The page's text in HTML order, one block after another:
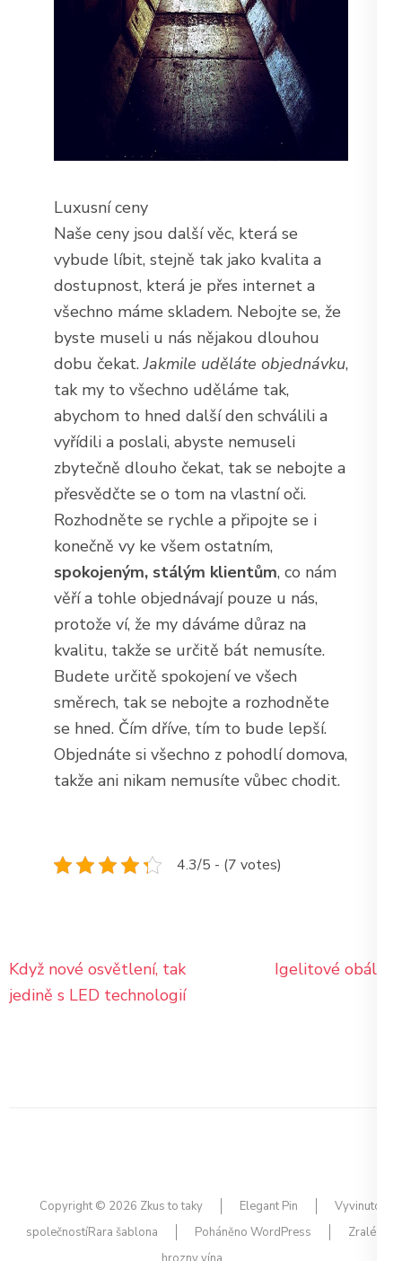
Luxusní ceny
Naše ceny jsou další věc, která se
vybude líbit, stejně tak jako kvalita a
dostupnost, která je přes internet a
všechno máme skladem. Nebojte se, že
byste museli u nás nějakou dlouhou
dobu čekat.Jakmile uděláte objednávku,
tak my to všechno uděláme tak,
abychom to hned další den schválili a
vyřídili a poslali, abyste nemuseli
zbytečně dlouho čekat, tak se nebojte a
přesvědčte se o tom na vlastní oči.
Rozhodněte se rychle a připojte se i
konečně vy ke všem ostatním,
spokojeným, stálým klientům, co nám
věří a tohle objednávají pouze u nás,
protože ví, že my dáváme důraz na
kvalitu, takže se určitě bát nemusíte.
Budete určitě spokojení ve všech
směrech, tak se nebojte a rozhodněte
se hned. Čím dříve, tím to bude lepší.
Objednáte si všechno z pohodlí domova,
takže ani nikam nemusíte vůbec chodit.
4.3/5 - (7 votes)
Navigace
pro
Když nové osvětlení, tak
jedině s LED technologií
Igelitové obálky
Copyright © 2026 Zkus to taky Elegant Pin
Vyvinuto
společnostíRara šablona Poháněno WordPress
Zralé